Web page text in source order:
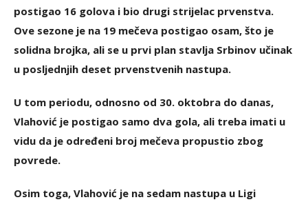
postigao 16 golova i bio drugi strijelac prvenstva.
Ove sezone je na 19 mečeva postigao osam, što je
solidna brojka, ali se u prvi plan stavlja Srbinov učinak
u posljednjih deset prvenstvenih nastupa.
U tom periodu, odnosno od 30. oktobra do danas,
Vlahović je postigao samo dva gola, ali treba imati u
vidu da je određeni broj mečeva propustio zbog
povrede.
Osim toga, Vlahović je na sedam nastupa u Ligi